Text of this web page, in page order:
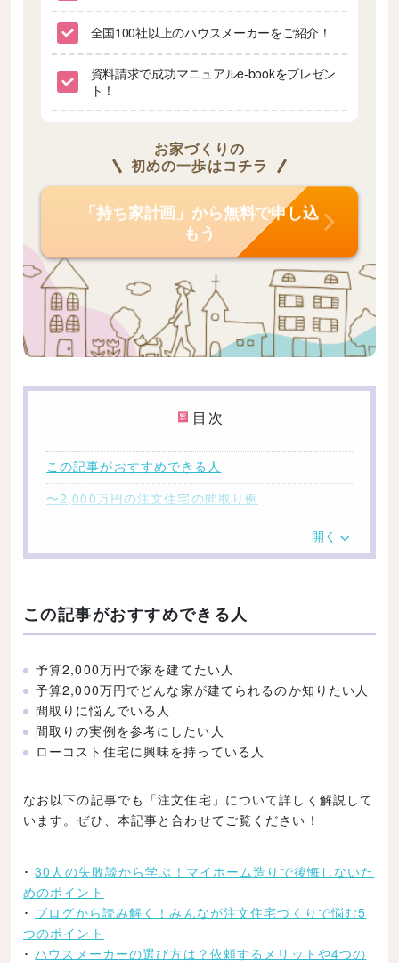
全国100社以上のハウスメーカーをご紹介！
資料請求で成功マニュアルe-bookをプレゼン
ト！
お家づくりの
初めの一歩はコチラ
「持ち家計画」から無料で申し込
もう
目次
この記事がおすすめできる人
〜2,000万円の注文住宅の間取り例
2LDK／1,664万円
3LDK／1,521万円
2LDK／1,621万円
3LDK／1,906万円
4LDK／1,674万円
2LDK／1,905万円
4LDK／1,992万円
注文住宅のコストを抑えるための間取りの工夫
施工面積を小さくする
建物の形をシンプルに
開く
この記事がおすすめできる人
予算2,000万円で家を建てたい人
予算2,000万円でどんな家が建てられるのか知りたい人
間取りに悩んでいる人
間取りの実例を参考にしたい人
ローコスト住宅に興味を持っている人
なお以下の記事でも「注文住宅」について詳しく解説して
います。ぜひ、本記事と合わせてご覧ください！
･30人の失敗談から学ぶ！マイホーム造りで後悔しないた
めのポイント
･ ブログから読み解く！みんなが注文住宅づくりで悩む5
つのポイント
･ハウスメーカーの選び方は？依頼するメリットや4つの